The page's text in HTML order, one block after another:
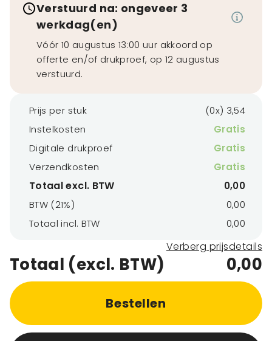
Verstuurd na: ongeveer 3
werkdag(en)
Vóór 10 augustus 13:00 uur akkoord op
offerte en/of drukproef, op 12 augustus
verstuurd.
Prijs per stuk
(0x) 3,54
Instelkosten
Gratis
Digitale drukproef
Gratis
Verzendkosten
Gratis
Totaal excl. BTW
0,00
BTW (21%)
0,00
Totaal incl. BTW
0,00
Verberg prijsdetails
Totaal (excl. BTW) 0,00
Bestellen